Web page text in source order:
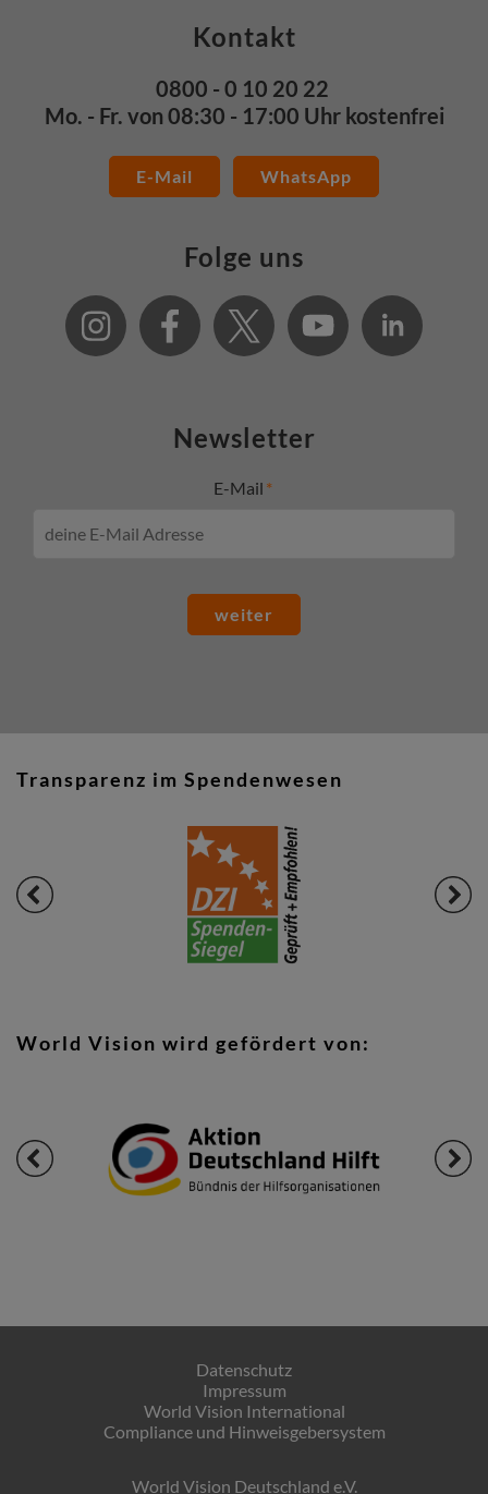
Kontakt
0800 - 0 10 20 22
Mo. - Fr. von 08:30 - 17:00 Uhr kostenfrei
E-Mail WhatsApp
Folge uns
Newsletter
E-Mail
weiter
Transparenz im Spendenwesen
World Vision wird gefördert von:
Datenschutz
Impressum
World Vision International
Compliance und Hinweisgebersystem
World Vision Deutschland e.V.